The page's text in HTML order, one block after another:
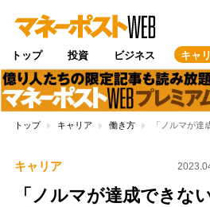
トップ 投資 ビジネス キャ
トップ キャリア 働き方 「ノルマが
キャリア
「ノルマが達成できな